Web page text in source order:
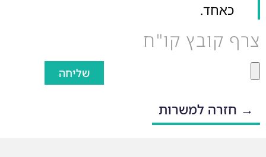
כאחד.
צרף קובץ קו"ח
שליחה
→ חזרה למשרות